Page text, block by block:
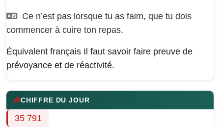
Ce n’est pas lorsque tu as faim, que tu dois
commencer à cuire ton repas.
Équivalent français Il faut savoir faire preuve de
prévoyance et de réactivité.
CHIFFRE DU JOUR
35 791